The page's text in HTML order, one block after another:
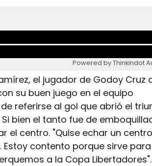
Powered by Thinkindot
el jugador de Godoy Cruz
su buen juego en el equipo
referirse al gol que abrió el
bien el tanto fue de
el centro. "Quise echar un
contento porque sirve
a la Copa Libertadores".